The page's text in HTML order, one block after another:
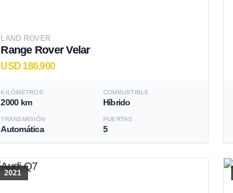
LAND ROVER
Range Rover Velar
USD 186.900
KILÓMETROS
2000 km
COMBUSTIBLE
Híbrido
TRANSMISIÓN
Automática
PUERTAS
5
2021